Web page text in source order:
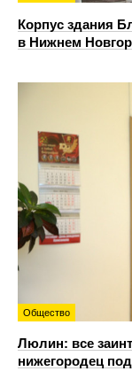
Корпус здания
в Нижнем
Общество
Люлин: все
нижегородец